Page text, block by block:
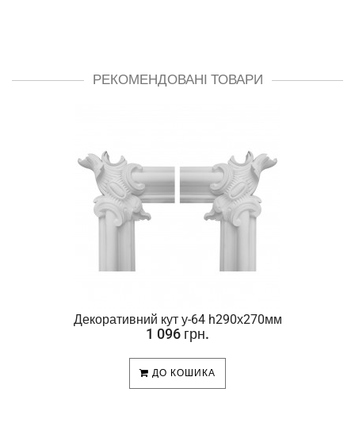
РЕКОМЕНДОВАНІ ТОВАРИ
Декоративний кут у-64 h290х270мм
1 096 грн.
ДО КОШИКА